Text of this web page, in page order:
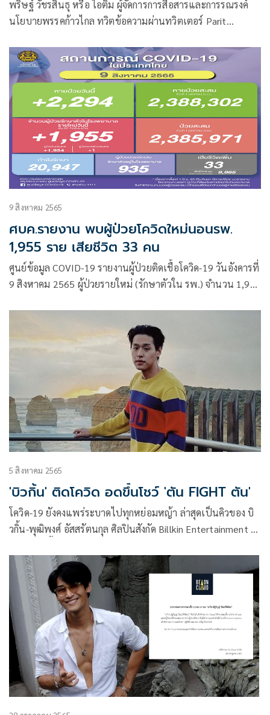
พริษฐ์ วัชรสินธุ หรือ ไอติม ผู้จัดการการสื่อสารและการรณรงค์
นโยบายพรรคก้าวไกล ทวิตข้อความผ่านทวิตเตอร์ Parit
9 สิงหาคม 2565
ศบค.รายงาน พบผู้ป่วยโควิดใหม่นอนรพ.
1,955 ราย เสียชีวิต 33 คน
ศูนย์ข้อมูล COVID-19 รายงานผู้ป่วยติดเชื้อโควิด-19 วันอังคารที่
9 สิงหาคม 2565 ผู้ป่วยรายใหม่ (รักษาตัวใน รพ.) จำนวน 1,955
5 สิงหาคม 2565
'บิวกิ้น' ติดโควิด อดขึ้นโชว์ 'ตัน FIGHT ตัน'
โควิด-19 ยังคงแพร่ระบาดไปทุกหย่อมหญ้า ล่าสุดเป็นคิวของ บิ
วกิ้น-พุฒิพงศ์ อัสสรัตนกุล ศิลปินสังกัด Billkin Entertainment ที่
จนกว่าจะหายดี รวมถึง ตัน FIGHT ตัน VARIETY CONCERT ใน
วันที่ 6 และ 7 สิงหาคมที่จะถึงนี้ ที่เจ้าตัวอดขึ้นโชว์เช่นกัน